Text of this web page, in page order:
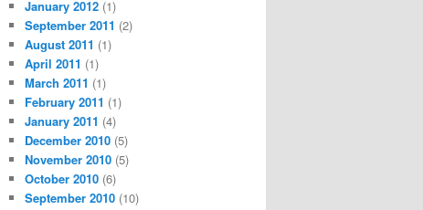
January 2012 (1)
September 2011 (2)
August 2011 (1)
April 2011 (1)
March 2011 (1)
February 2011 (1)
January 2011 (4)
December 2010 (5)
November 2010 (5)
October 2010 (6)
September 2010 (10)